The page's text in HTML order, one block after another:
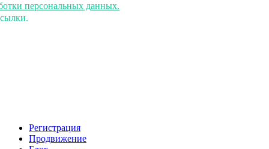
персональных данных.
Регистрация
Продвижение